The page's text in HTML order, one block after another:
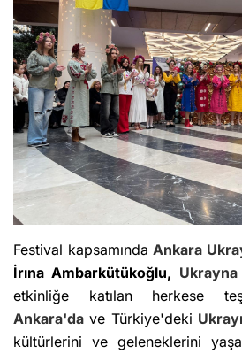
Festival kapsamındaAnkara
İrına Ambarkütükoğlu, Ukrayna
etkinliğe katılan herkese
Ankara'da ve Türkiye'deki
kültürlerini ve geleneklerini